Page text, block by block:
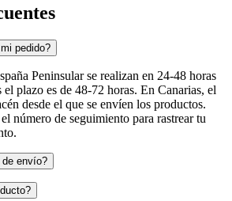
pedido?
Peninsular se realizan en 24-48 horas
plazo es de 48-72 horas. En Canarias, el
desde el que se envíen los productos.
número de seguimiento para rastrear tu
envío?